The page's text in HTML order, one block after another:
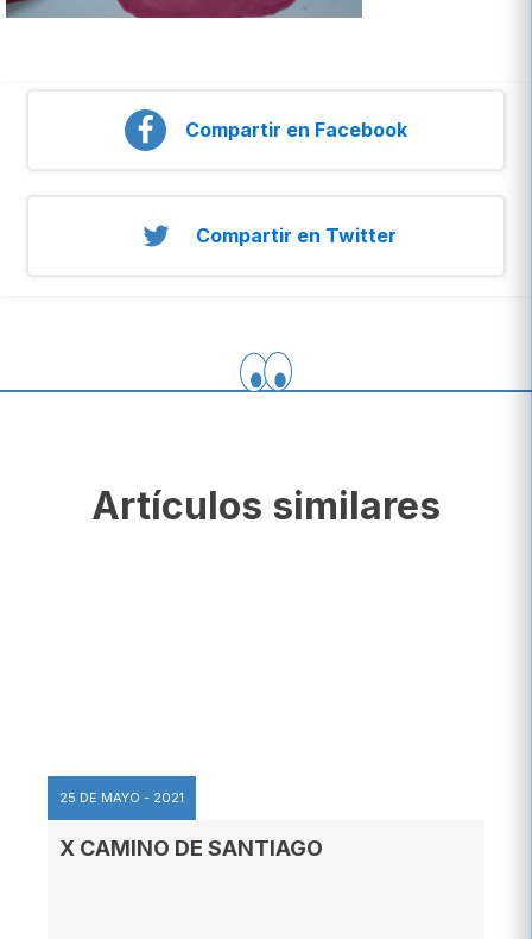
Compartir en Facebook
Compartir en Twitter
Artículos similares
25 DE MAYO - 2021
X CAMINO DE SANTIAGO